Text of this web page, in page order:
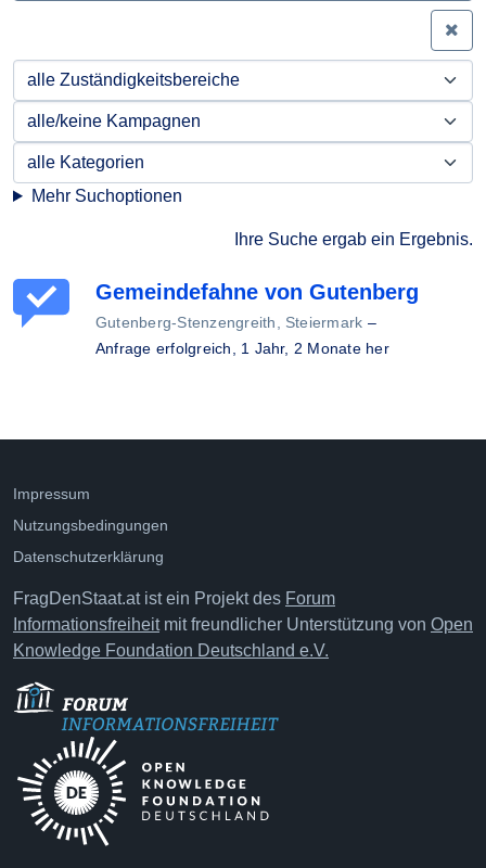
Mehr Suchoptionen
Ihre Suche ergab ein Ergebnis.
Gemeindefahne von Gutenberg
Gutenberg-Stenzengreith, Steiermark –
Anfrage erfolgreich, 1 Jahr, 2 Monate her
Impressum
Nutzungsbedingungen
Datenschutzerklärung
FragDenStaat.at ist ein Projekt des Forum
Informationsfreiheitmit freundlicher Unterstützung von Open
Knowledge Foundation Deutschland e.V.